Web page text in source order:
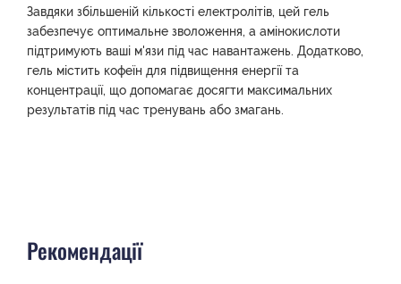
Завдяки збільшеній кількості електролітів, цей гель
забезпечує оптимальне зволоження, а амінокислоти
підтримують ваші м'язи під час навантажень. Додатково,
гель містить кофеїн для підвищення енергії та
концентрації, що допомагає досягти максимальних
результатів під час тренувань або змагань.
Рекомендації